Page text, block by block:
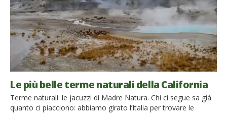
Le più belle terme naturali della California
Terme naturali: le jacuzzi di Madre Natura. Chi ci segue sa già
quanto ci piacciono: abbiamo girato l’Italia per trovare le